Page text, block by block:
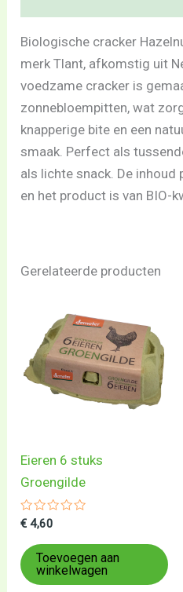
Biologische cracker
merk Tlant, afkomstig uit
voedzame cracker is
zonnebloempitten, wat
knapperige bite en een
smaak. Perfect als
als lichte snack. De
en het product is van BIO-
Gerelateerde producten
Eieren 6 stuks
Groengilde
Gewaardeerd
uit
5
€ 4,60
Toevoegen aan
winkelwagen